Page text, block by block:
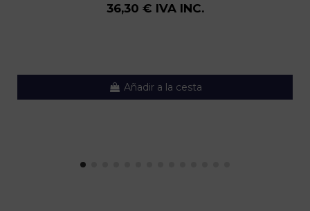
36,30 € IVA INC.
Añadir a la cesta